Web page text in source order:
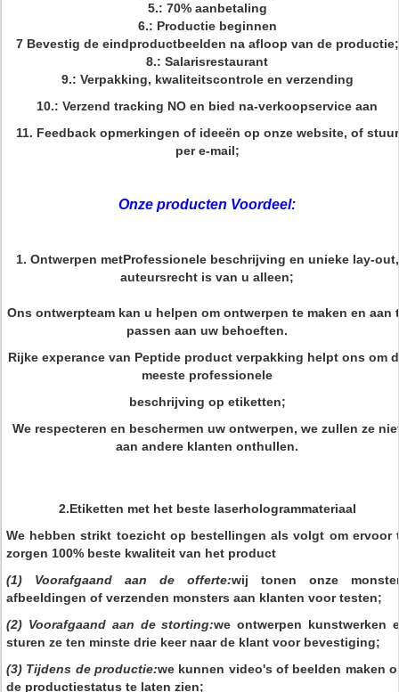
5.: 70% aanbetaling
6.: Productie beginnen
7 Bevestig de eindproductbeelden na afloop van de productie;
8.: Salarisrestaurant
9.: Verpakking, kwaliteitscontrole en verzending
10.: Verzend tracking NO en bied na-verkoopservice aan
11. Feedback opmerkingen of ideeën op onze website, of stuur
per e-mail;
Onze producten Voordeel:
1. Ontwerpen metProfessionele beschrijving en unieke lay-out,
auteursrecht is van u alleen;
Ons ontwerpteam kan u helpen om ontwerpen te maken en aan
passen aan uw behoeften.
Rijke experance van Peptide product verpakking helpt ons om
meeste professionele
beschrijving op etiketten;
We respecteren en beschermen uw ontwerpen, we zullen ze
aan andere klanten onthullen.
2.Etiketten met het beste laserhologrammateriaal
We hebben strikt toezicht op bestellingen als volgt om ervoor
zorgen 100% beste kwaliteit van het product
(1) Voorafgaand aan de offerte:wij tonen onze
afbeeldingen of verzenden monsters aan klanten voor testen;
(2) Voorafgaand aan de storting:we ontwerpen kunstwerken
sturen ze ten minste drie keer naar de klant voor bevestiging;
(3) Tijdens de productie:we kunnen video's of beelden maken
de productiestatus te laten zien;